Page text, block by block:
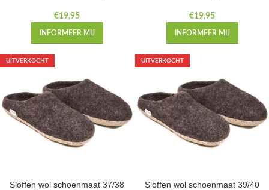
€19,95
INFORMEER MIJ
€19,95
INFORMEER MIJ
UITVERKOCHT
Sloffen wol schoenmaat 37/38
UITVERKOCHT
Sloffen wol schoenmaat 39/40